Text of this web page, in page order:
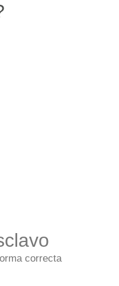
correcta